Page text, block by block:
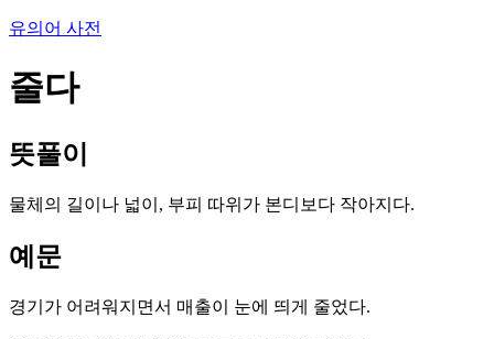
유의어 사전
줄다
뜻풀이
물체의 길이나 넓이, 부피 따위가 본디보다 작아지다.
예문
경기가 어려워지면서 매출이 눈에 띄게 줄었다.